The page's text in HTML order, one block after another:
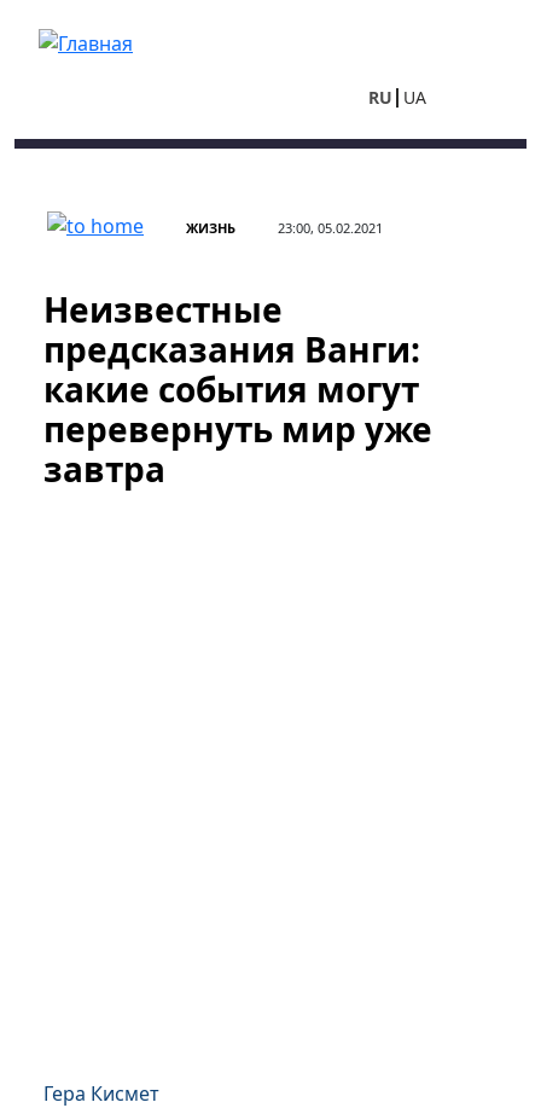
RU UA
ЖИЗНЬ 23:00, 05.02.2021
Неизвестные
предсказания Ванги:
какие события могут
перевернуть мир уже
завтра
Гера Кисмет